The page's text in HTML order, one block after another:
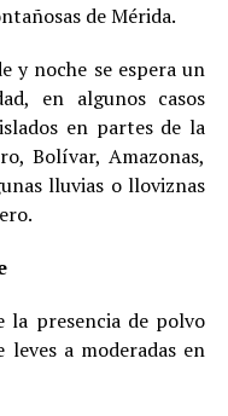
de Mérida.
y noche se espera un
en algunos casos
en partes de la
Bolívar, Amazonas,
lluvias o lloviznas
la presencia de polvo
leves a moderadas en